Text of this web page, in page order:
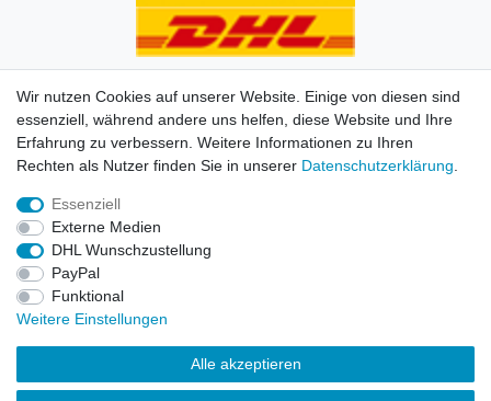
Impressum Daten­schutz­erklärung AGB Kontakt
© Copyright 2026 | Alle Rechte vorbehalten. HL-
Handelsgesellschaft mbH.
Alle Markennamen, Warenzeichen sowie sämtliche
Produktbilder und Beschreibungen sind Eigentum Ihrer
rechtmäßigen Eigentümer und dienen hier nur der
Preise nur für registrierte Händler, ansonsten zeigt der
Wir nutzen Cookies auf unserer Website. Einige von diesen sind
essenziell, während andere uns helfen, diese Website und Ihre
Erfahrung zu verbessern. Weitere Informationen zu Ihren
Rechten als Nutzer finden Sie in unserer Daten­schutz­erklärung
Essenziell
Externe Medien
DHL Wunschzustellung
PayPal
Funktional
Weitere Einstellungen
Alle akzeptieren